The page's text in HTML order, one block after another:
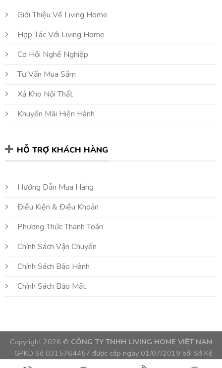
Giới Thiệu Về Living Home
Hợp Tác Với Living Home
Cơ Hội Nghề Nghiệp
Tư Vấn Mua Sắm
Xả Kho Nội Thất
Khuyến Mãi Hiện Hành
HỖ TRỢ KHÁCH HÀNG
Hướng Dẫn Mua Hàng
Điều Kiện & Điều Khoản
Phương Thức Thanh Toán
Chính Sách Vận Chuyển
Chính Sách Bảo Hành
Chính Sách Bảo Mật
Copyright 2026 © CÔNG TY TNHH LIVING HOME VIỆT NAM
- GPKD Số 0315764457 được cấp ngày 01/07/2019 bởi Sở Kế
Hoạch và Đầu Tư TPHCM, Việt Nam